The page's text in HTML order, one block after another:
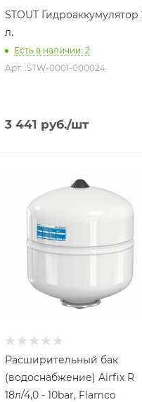
STOUT Гидроаккумулятор
л.
Есть в наличии: 2
Арт.: STW-0001-000024
3 441 руб./шт
Назначение бака
водоснабжения
Гарантийный срок
Расширительный бак
(водоснабжение) Airfix R
18л/4,0 - 10bar, Flamco